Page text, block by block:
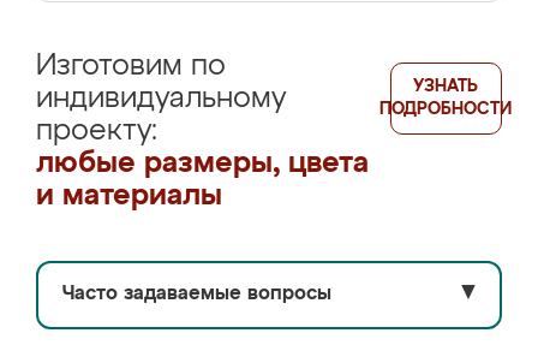
Изготовим по
индивидуальному
проекту:
любые размеры, цвета
и материалы
УЗНАТЬ
ПОДРОБНОСТИ
Часто задаваемые вопросы ▼